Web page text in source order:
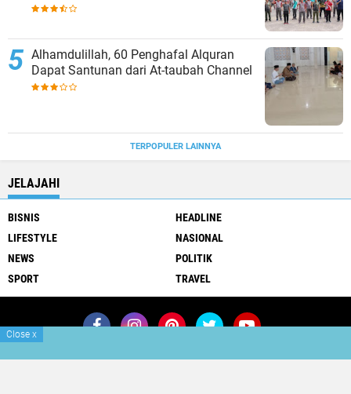
Alhamdulillah, 60 Penghafal Alquran
Dapat Santunan dari At-taubah Channel
TERPOPULER LAINNYA
JELAJAHI
BISNIS
HEADLINE
LIFESTYLE
NASIONAL
NEWS
POLITIK
SPORT
TRAVEL
Join Now Redaksi
Info Iklan
Close x